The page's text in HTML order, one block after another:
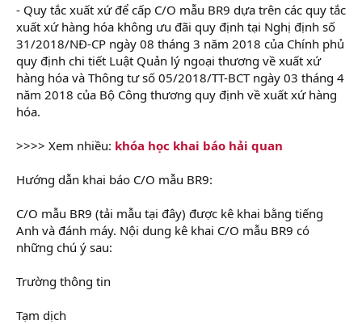
- Quy tắc xuất xứ để cấp C/O mẫu BR9 dựa trên các quy tắc
xuất xứ hàng hóa không ưu đãi quy định tại Nghị định số
31/2018/NĐ-CP ngày 08 tháng 3 năm 2018 của Chính phủ
quy định chi tiết Luật Quản lý ngoại thương về xuất xứ
hàng hóa và Thông tư số 05/2018/TT-BCT ngày 03 tháng 4
năm 2018 của Bộ Công thương quy định về xuất xứ hàng
hóa.
>>>> Xem nhiều: khóa học khai báo hải quan
Hướng dẫn khai báo C/O mẫu BR9:
C/O mẫu BR9 (tải mẫu tại đây) được kê khai bằng tiếng
Anh và đánh máy. Nội dung kê khai C/O mẫu BR9 có
những chú ý sau:
Trường thông tin
Tạm dịch